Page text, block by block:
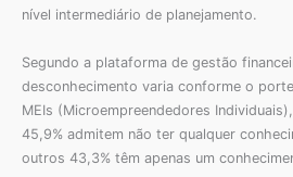
nível intermediário de planejamento.
Segundo a plataforma de gestão
desconhecimento varia conforme o
MEIs (Microempreendedores
45,9% admitem não ter qualquer
outros 43,3% têm apenas um